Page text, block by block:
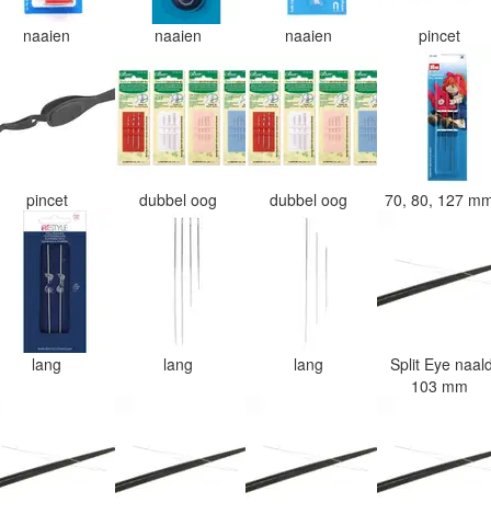
naaien naaien naaien pincet
pincet dubbel oog dubbel oog 70, 80, 127
lang lang lang
Split Eye
103 mm